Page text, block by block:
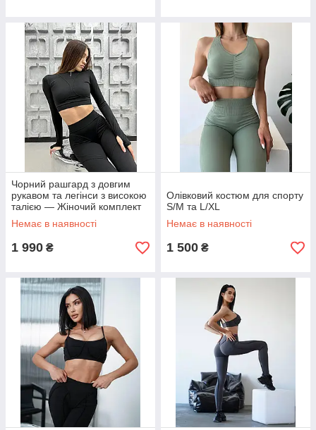
Чорний рашгард з довгим
рукавом та легінси з високою
талією — Жіночий комплект
для тренувань з эффектом
корегування
Немає в наявності
1 990 ₴
Олівковий костюм для спорту
S/M та L/XL
Немає в наявності
1 500 ₴